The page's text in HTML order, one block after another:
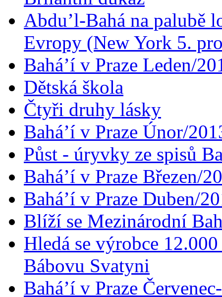
Abdu’l-Bahá na palubě
Evropy (New York 5.
Bahá’í v Praze Leden/
Dětská škola
Čtyři druhy lásky
Bahá’í v Praze Únor/
Půst - úryvky ze spisů
Bahá’í v Praze Březen/
Bahá’í v Praze Duben/
Blíží se Mezinárodní
Hledá se výrobce
Bábovu Svatyni
Bahá’í v Praze